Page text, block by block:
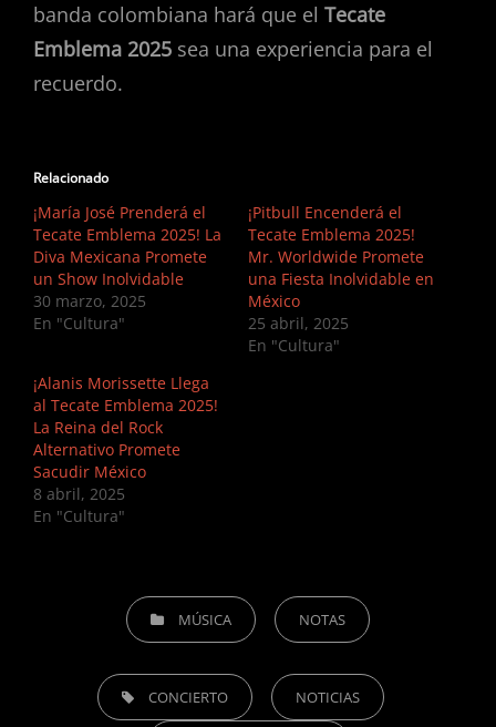
banda colombiana hará que el Tecate
Emblema 2025 sea una experiencia para el
recuerdo.
Relacionado
¡María José Prenderá el
Tecate Emblema 2025! La
Diva Mexicana Promete
un Show Inolvidable
30 marzo, 2025
En "Cultura"
¡Pitbull Encenderá el
Tecate Emblema 2025!
Mr. Worldwide Promete
una Fiesta Inolvidable en
México
25 abril, 2025
En "Cultura"
¡Alanis Morissette Llega
al Tecate Emblema 2025!
La Reina del Rock
Alternativo Promete
Sacudir México
8 abril, 2025
En "Cultura"
CATEGORIESMÚSICA NOTAS
TAGS, CONCIERTO NOTICIAS